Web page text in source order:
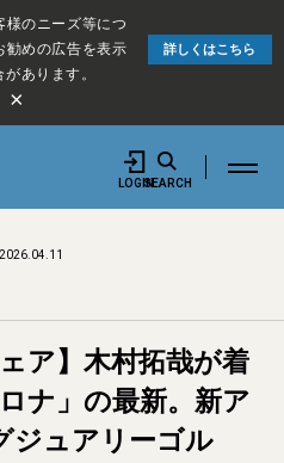
様のニーズ等につ
勧めの広告を表示
あります。
詳しくはこちら
×
LOGINSEARCH
ア】木村拓哉が着
ナ」の最新。新ア
ジュアリーゴル